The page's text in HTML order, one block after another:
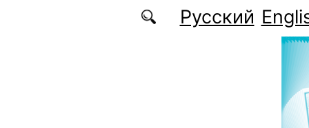
Перейти к основному содержаниюРусский